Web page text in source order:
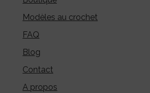
Modèles au crochet
FAQ
Blog
Contact
A propos